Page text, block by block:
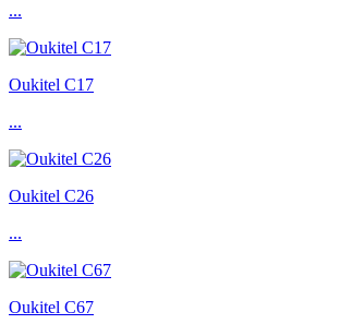
...
Oukitel C17
...
Oukitel C26
...
Oukitel C67